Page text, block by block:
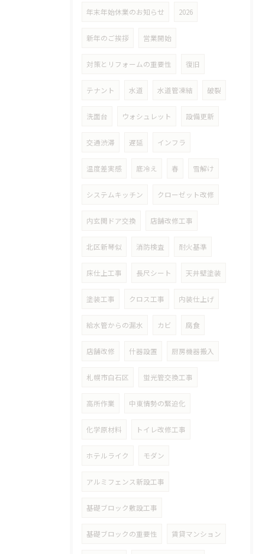
年末年始休業のお知らせ 2026
新年のご挨拶 営業開始
対策とリフォームの重要性 復旧
テナント 水道 水道管凍結 破裂
洗面台 ウォシュレット 設備更新
交通渋滞 遅延 インフラ
温度差実感 底冷え 春 雪解け
システムキッチン クローゼット改修
内玄関ドア交換 店舗改修工事
北区新琴似 消防検査 耐火基準
床仕上工事 長尺シート 天井壁塗装
塗装工事 クロス工事 内装仕上げ
給水管からの漏水 カビ 腐食
店舗改修 什器設置 厨房機器搬入
札幌市白石区 蛍光管交換工事
高所作業 中東情勢の緊迫化
化学原材料 トイレ改修工事
ホテルライク モダン
アルミフェンス新設工事
基礎ブロック敷設工事
基礎ブロックの重要性 賃貸マンション